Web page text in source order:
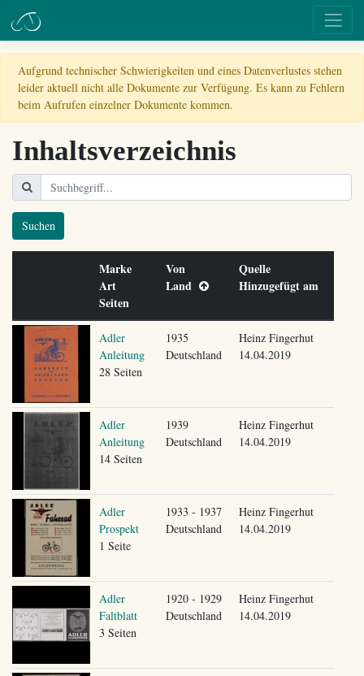
Aufgrund technischer Schwierigkeiten und eines Datenverlustes stehen
leider aktuell nicht alle Dokumente zur Verfügung. Es kann zu Fehlern
beim Aufrufen einzelner Dokumente kommen.
Inhaltsverzeichnis
Suchen
Marke
Art
Seiten
Von
Land
Quelle
Hinzugefügt am
Adler
Anleitung
28 Seiten
1935
Deutschland
Heinz Fingerhut
14.04.2019
Adler
Anleitung
14 Seiten
1939
Deutschland
Heinz Fingerhut
14.04.2019
Adler
Prospekt
1 Seite
1933 - 1937
Deutschland
Heinz Fingerhut
14.04.2019
Adler
Faltblatt
3 Seiten
1920 - 1929
Deutschland
Heinz Fingerhut
14.04.2019